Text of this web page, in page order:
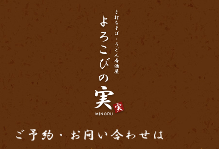
2019年3月
2019年2月
2019年1月
2018年12月
2018年11月
2018年9月
(3)